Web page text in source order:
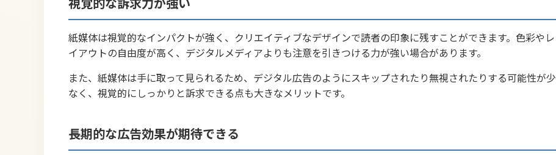
紙媒体は視覚的なインパクトが強く、クリエイティブなデザインで読者の印象に残すことができます。色彩やレ
イアウトの自由度が高く、デジタルメディアよりも注意を引きつける力が強い場合があります。
また、紙媒体は手に取って見られるため、デジタル広告のようにスキップされたり無視されたりする可能性が少
なく、視覚的にしっかりと訴求できる点も大きなメリットです。
長期的な広告効果が期待できる